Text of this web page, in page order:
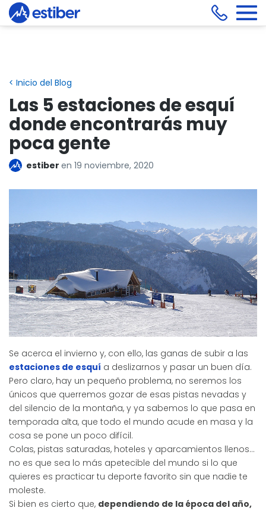
< Inicio del Blog
Las 5 estaciones de esquí
donde encontrarás muy
poca gente
estiber en 19 noviembre, 2020
Se acerca el invierno y, con ello, las ganas de subir a las
estaciones de esquí a deslizarnos y pasar un buen día.
Pero claro, hay un pequeño problema, no seremos los
únicos que querremos gozar de esas pistas nevadas y
del silencio de la montaña, y ya sabemos lo que pasa en
temporada alta, que todo el mundo acude en masa y la
cosa se pone un poco difícil.
Colas, pistas saturadas, hoteles y aparcamientos llenos…
no es que sea lo más apetecible del mundo si lo que
quieres es practicar tu deporte favorito sin que nadie te
moleste.
Si bien es cierto que, dependiendo de la época del año,